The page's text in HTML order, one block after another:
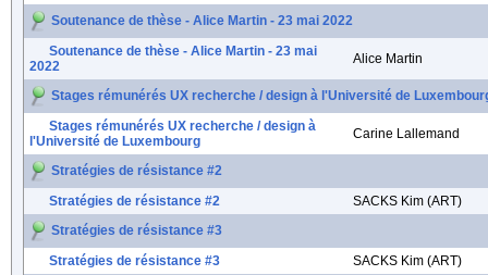
Soutenance de thèse - Alice Martin - 23 mai 2022
Soutenance de thèse - Alice Martin - 23 mai
2022
Alice Martin
Stages rémunérés UX recherche / design à l'Université de
Stages rémunérés UX recherche / design à
l'Université de Luxembourg
Carine Lallemand
Stratégies de résistance #2
Stratégies de résistance #2
SACKS Kim (ART)
Stratégies de résistance #3
Stratégies de résistance #3
SACKS Kim (ART)